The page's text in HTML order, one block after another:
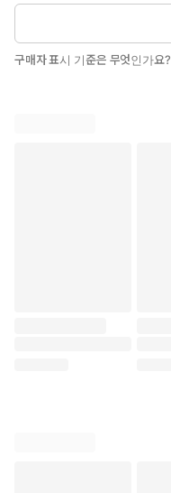
구매자 표시 기준은 무엇인가요?